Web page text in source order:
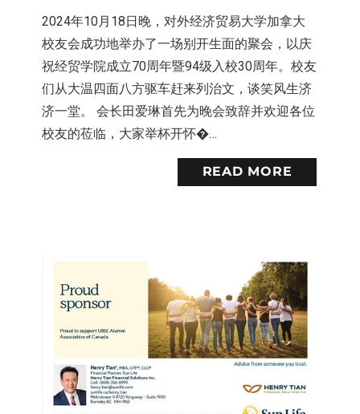
2024年10月18日晚，对外经济贸易大学加拿大
校友会成功地举办了一场别开生面的聚会，以庆
祝经贸学院成立70周年暨94级入校30周年。校友
们从大温四面八方驱车赶来列治文，谈笑风生济
济一堂。 会长田爱琳首先为晚会致辞并欢迎各位
校友的莅临，大家举杯开怀�…
READ MORE